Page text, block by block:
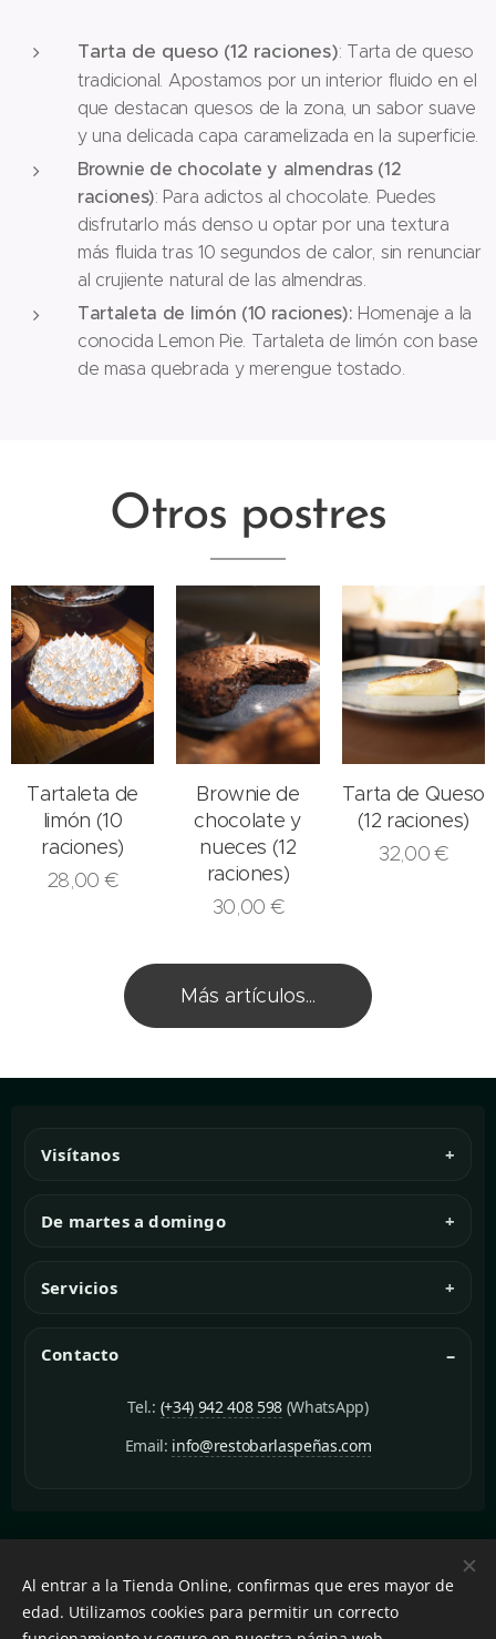
Tarta de queso (12 raciones): Tarta de queso
tradicional. Apostamos por un interior fluido en el
que destacan quesos de la zona, un sabor suave
y una delicada capa caramelizada en la superficie.
Brownie de chocolate y almendras (12
raciones): Para adictos al chocolate. Puedes
disfrutarlo más denso u optar por una textura
más fluida tras 10 segundos de calor, sin renunciar
al crujiente natural de las almendras.
Tartaleta de limón (10 raciones): Homenaje a la
conocida Lemon Pie. Tartaleta de limón con base
de masa quebrada y merengue tostado.
Otros postres
Tartaleta de
limón (10
raciones)
28,00 €
Brownie de
chocolate y
nueces (12
raciones)
30,00 €
Tarta de Queso
(12 raciones)
32,00€
Más artículos...
Visítanos
De martes a domingo
Servicios
Contacto
Tel.: (+34) 942 408 598 (WhatsApp)
Email: info@restobarlaspeñas.com
Términos y
Condiciones/Aviso Legal
Cookies
Al entrar a la Tienda Online, confirmas que eres mayor de
edad. Utilizamos cookies para permitir un correcto